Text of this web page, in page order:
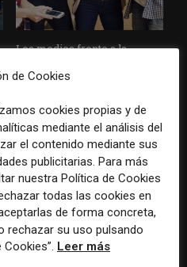
Los medios frente a la
reinventarse ante el fin del
de Cookies
cookies propias y de
mediante el análisis del
el contenido mediante sus
publicitarias. Para más
nuestra Política de Cookies
todas las cookies en
de forma concreta,
rechazar su uso pulsando
Leer más